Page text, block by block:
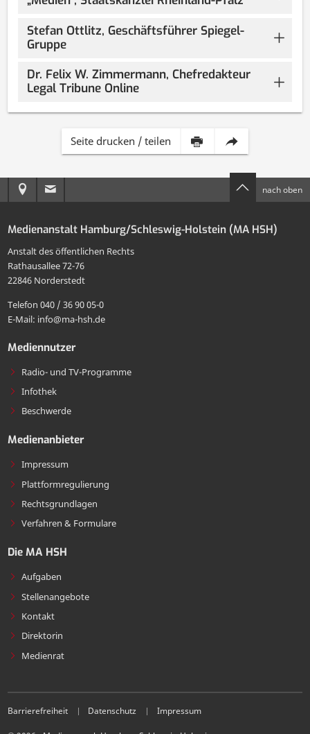
Stefan Ottlitz, Geschäftsführer Spiegel-
Gruppe
Dr. Felix W. Zimmermann, Chefredakteur
Legal Tribune Online
Seite drucken / teilen
Inhalt Diese
per
Anreise
MA
HSH
an
die
MA
HSH
nach oben
Medienanstalt Hamburg/Schleswig-Holstein (MA HSH)
Anstalt des öffentlichen Rechts
Rathausallee 72-76
22846 Norderstedt
Telefon 040 / 36 90 05-0
E-Mail: info@ma-hsh.de
Mediennutzer
Radio- und TV-Programme
Infothek
Beschwerde
Medienanbieter
Impressum
Plattformregulierung
Rechtsgrundlagen
Verfahren & Formulare
Die MA HSH
Aufgaben
Stellenangebote
Kontakt
Direktorin
Medienrat
Barrierefreiheit Datenschutz Impressum